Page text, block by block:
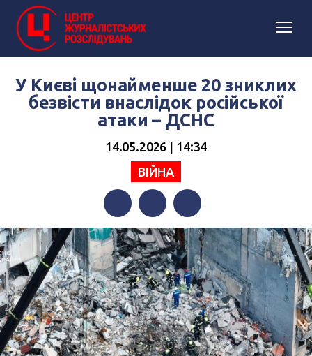
У Києві щонайменше 20 зниклих
безвісти внаслідок російської
атаки – ДСНС
14.05.2026 | 14:34
ВІЙНА
FacebookTwitterTelegram